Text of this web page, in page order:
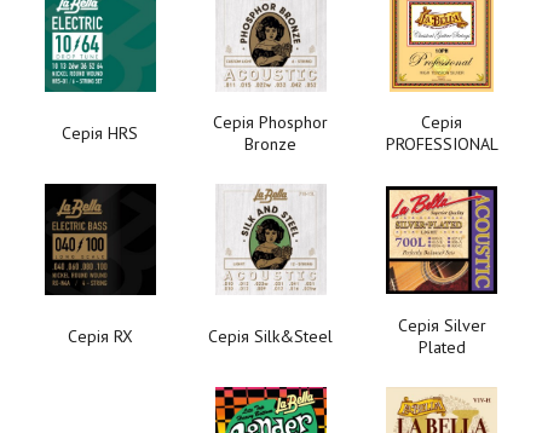
Серія HRS
Серія Phosphor
Bronze
Серія
PROFESSIONAL
Серія RX Серія Silk&Steel
Серія Silver
Plated